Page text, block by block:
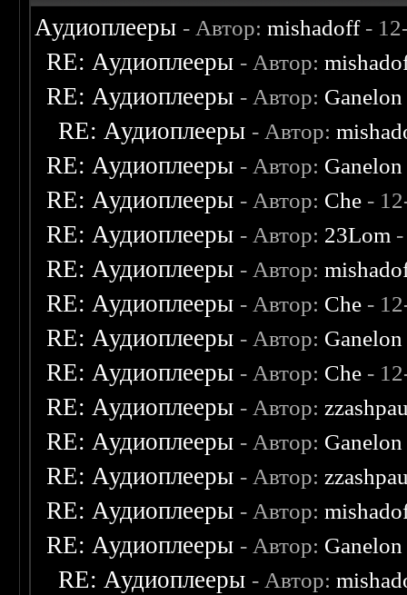
Аудиоплееры - Автор:mishadoff-
RE: Аудиоплееры - Автор:
RE: Аудиоплееры - Автор: Ganelon
RE: Аудиоплееры - Автор:
RE: Аудиоплееры - Автор: Ganelon
RE: Аудиоплееры - Автор: Che -
RE: Аудиоплееры - Автор: 23Lom
RE: Аудиоплееры - Автор:
RE: Аудиоплееры - Автор: Che -
RE: Аудиоплееры - Автор: Ganelon
RE: Аудиоплееры - Автор: Che -
RE: Аудиоплееры - Автор:
RE: Аудиоплееры - Автор: Ganelon
RE: Аудиоплееры - Автор:
RE: Аудиоплееры - Автор:
RE: Аудиоплееры - Автор: Ganelon
RE: Аудиоплееры - Автор: